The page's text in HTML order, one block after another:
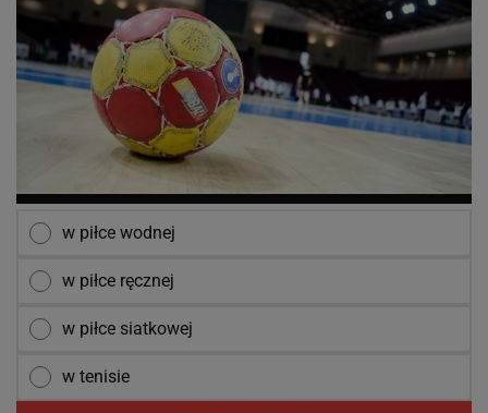
w piłce wodnej
w piłce ręcznej
w piłce siatkowej
w tenisie